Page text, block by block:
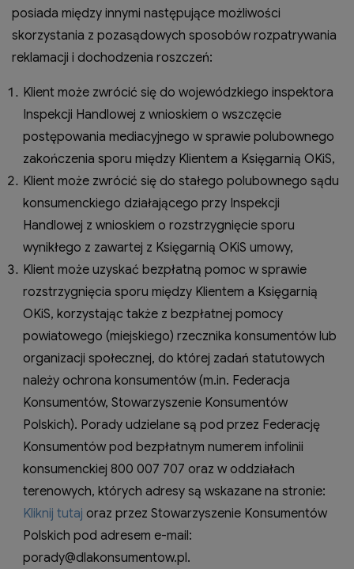
posiada między innymi następujące możliwości
skorzystania z pozasądowych sposobów rozpatrywania
reklamacji i dochodzenia roszczeń:
Klient może zwrócić się do wojewódzkiego inspektora
Inspekcji Handlowej z wnioskiem o wszczęcie
postępowania mediacyjnego w sprawie polubownego
zakończenia sporu między Klientem a Księgarnią OKiS,
Klient może zwrócić się do stałego polubownego sądu
konsumenckiego działającego przy Inspekcji
Handlowej z wnioskiem o rozstrzygnięcie sporu
wynikłego z zawartej z Księgarnią OKiS umowy,
Klient może uzyskać bezpłatną pomoc w sprawie
rozstrzygnięcia sporu między Klientem a Księgarnią
OKiS, korzystając także z bezpłatnej pomocy
powiatowego (miejskiego) rzecznika konsumentów lub
organizacji społecznej, do której zadań statutowych
należy ochrona konsumentów (m.in. Federacja
Konsumentów, Stowarzyszenie Konsumentów
Polskich). Porady udzielane są pod przez Federację
Konsumentów pod bezpłatnym numerem infolinii
konsumenckiej 800 007 707 oraz w oddziałach
terenowych, których adresy są wskazane na stronie:
Kliknij tutaj oraz przez Stowarzyszenie Konsumentów
Polskich pod adresem e-mail:
porady@dlakonsumentow.pl.